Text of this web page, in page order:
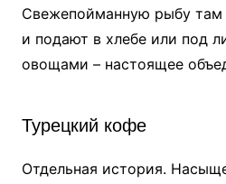
Свежепойманную рыбу там
и подают в хлебе или под
овощами – настоящее
Турецкий кофе
Отдельная история.